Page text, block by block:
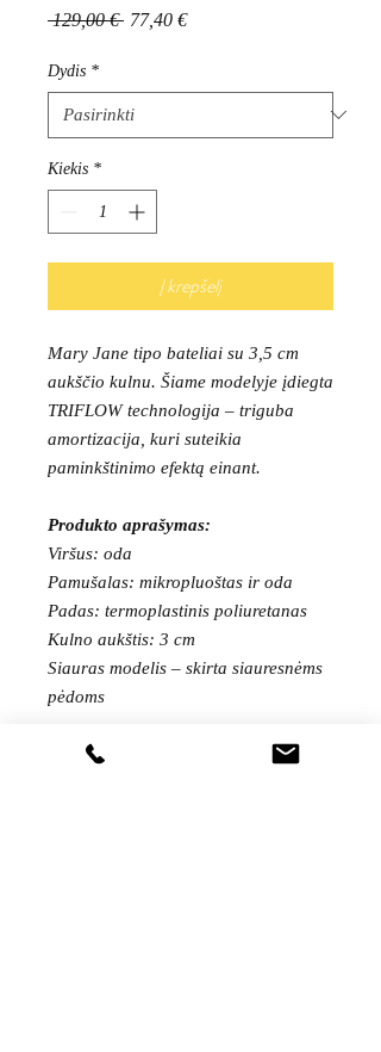
129,00 € Įprastinė
77,40 €Pardavimo
Dydis *
Kiekis *
Į krepšelį
Mary Jane tipo bateliai su 3,5 cm
aukščio kulnu. Šiame modelyje įdiegta
TRIFLOW technologija – triguba
amortizacija, kuri suteikia
paminkštinimo efektą einant.
Produkto aprašymas:
Viršus: oda
Pamušalas: mikropluoštas ir oda
Padas: termoplastinis poliuretanas
Kulno aukštis: 3 cm
Siauras modelis – skirta siauresnėms
pėdoms
PAGAMINTA ISPANIJOJE